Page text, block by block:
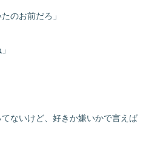
のお前だろ」
てないけど、好きか嫌いかで言えば